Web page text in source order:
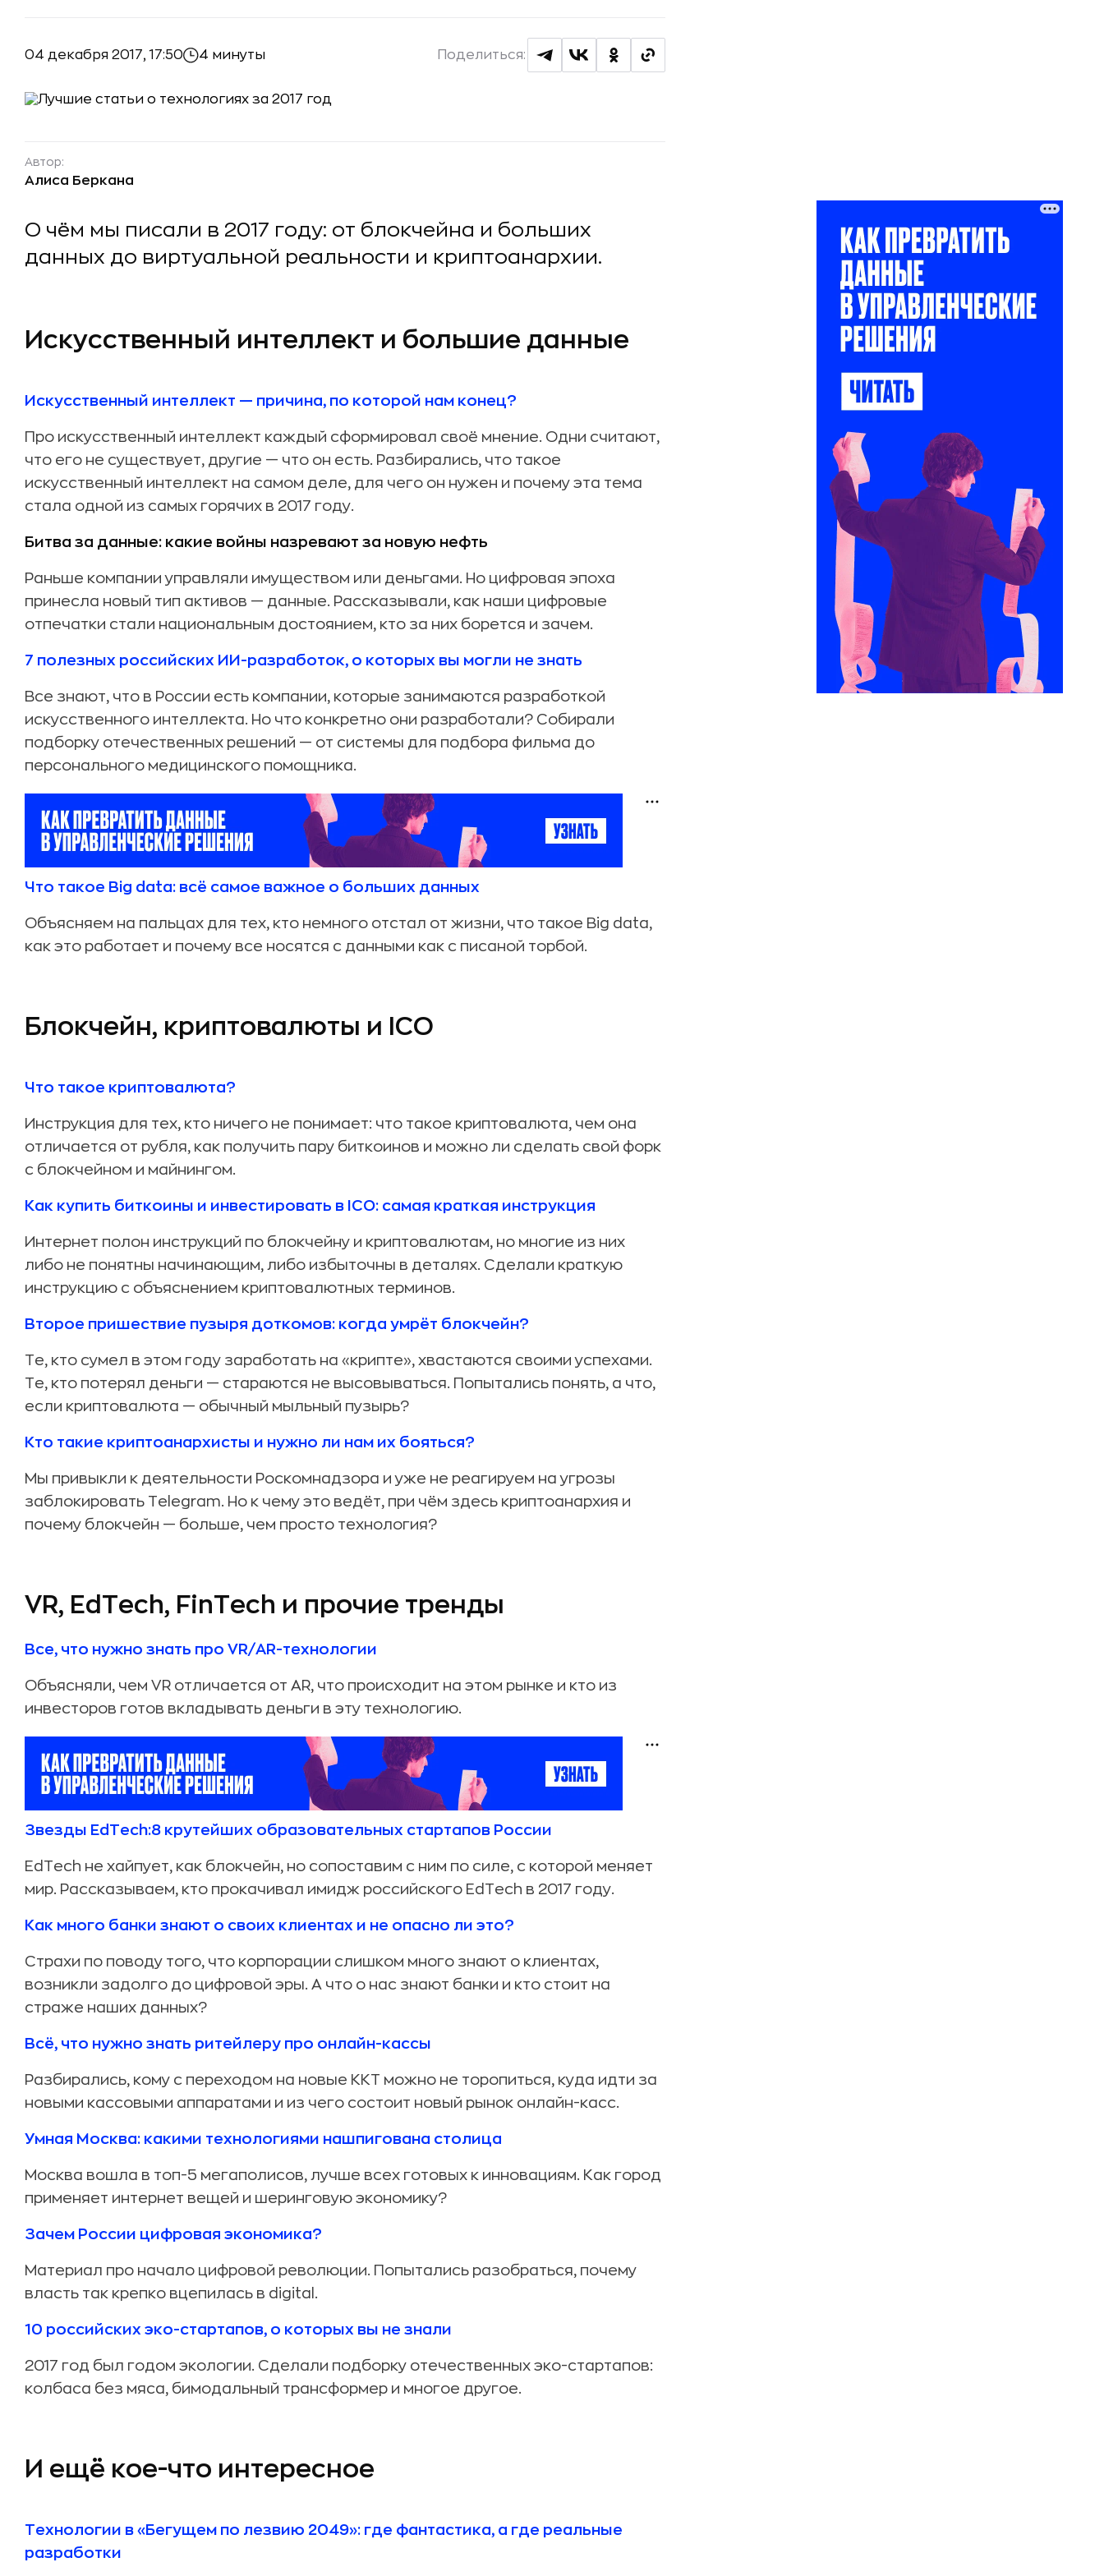
04 декабря 2017, 17:50 4 минуты Поделиться:
Автор:
Алиса Беркана
О чём мы писали в 2017 году: от блокчейна и больших
данных до виртуальной реальности и криптоанархии.
Искусственный интеллект и большие данные
Искусственный интеллект — причина, по которой нам конец?
Про искусственный интеллект каждый сформировал своё мнение. Одни считают,
что его не существует, другие — что он есть. Разбирались, что такое
искусственный интеллект на самом деле, для чего он нужен и почему эта тема
стала одной из самых горячих в 2017 году.
Битва за данные: какие войны назревают за новую нефть
Раньше компании управляли имуществом или деньгами. Но цифровая эпоха
принесла новый тип активов — данные. Рассказывали, как наши цифровые
отпечатки стали национальным достоянием, кто за них борется и зачем.
7 полезных российских ИИ-разработок, о которых вы могли не знать
Все знают, что в России есть компании, которые занимаются разработкой
искусственного интеллекта. Но что конкретно они разработали? Собирали
подборку отечественных решений — от системы для подбора фильма до
персонального медицинского помощника.
Что такое Big data: всё самое важное о больших данных
Объясняем на пальцах для тех, кто немного отстал от жизни, что такое Big data,
как это работает и почему все носятся с данными как с писаной торбой.
Блокчейн, криптовалюты и ICO
Что такое криптовалюта?
Инструкция для тех, кто ничего не понимает: что такое криптовалюта, чем она
отличается от рубля, как получить пару биткоинов и можно ли сделать свой форк
с блокчейном и майнингом.
Как купить биткоины и инвестировать в ICO: самая краткая инструкция
Интернет полон инструкций по блокчейну и криптовалютам, но многие из них
либо не понятны начинающим, либо избыточны в деталях. Сделали краткую
инструкцию с объяснением криптовалютных терминов.
Второе пришествие пузыря доткомов: когда умрёт блокчейн?
Те, кто сумел в этом году заработать на «крипте», хвастаются своими успехами.
Те, кто потерял деньги — стараются не высовываться. Попытались понять, а что,
если криптовалюта — обычный мыльный пузырь?
Кто такие криптоанархисты и нужно ли нам их бояться?
Мы привыкли к деятельности Роскомнадзора и уже не реагируем на угрозы
заблокировать Telegram. Но к чему это ведёт, при чём здесь криптоанархия и
почему блокчейн — больше, чем просто технология?
VR, EdTech, FinTech и прочие тренды
Все, что нужно знать про VR/AR-технологии
Объясняли, чем VR отличается от AR, что происходит на этом рынке и кто из
инвесторов готов вкладывать деньги в эту технологию.
Звезды EdTech:8 крутейших образовательных стартапов России
EdTech не хайпует, как блокчейн, но сопоставим с ним по силе, с которой меняет
мир. Рассказываем, кто прокачивал имидж российского EdTech в 2017 году.
Как много банки знают о своих клиентах и не опасно ли это?
Страхи по поводу того, что корпорации слишком много знают о клиентах,
возникли задолго до цифровой эры. А что о нас знают банки и кто стоит на
страже наших данных?
Всё, что нужно знать ритейлеру про онлайн-кассы
Разбирались, кому с переходом на новые ККТ можно не торопиться, куда идти за
новыми кассовыми аппаратами и из чего состоит новый рынок онлайн-касс.
Умная Москва: какими технологиями нашпигована столица
Москва вошла в топ-5 мегаполисов, лучше всех готовых к инновациям. Как город
применяет интернет вещей и шеринговую экономику?
Зачем России цифровая экономика?
Материал про начало цифровой революции. Попытались разобраться, почему
власть так крепко вцепилась в digital.
10 российских эко-стартапов, о которых вы не знали
2017 год был годом экологии. Сделали подборку отечественных эко-стартапов:
колбаса без мяса, бимодальный трансформер и многое другое.
И ещё кое-что интересное
Технологии в «Бегущем по лезвию 2049»: где фантастика, а где реальные
разработки